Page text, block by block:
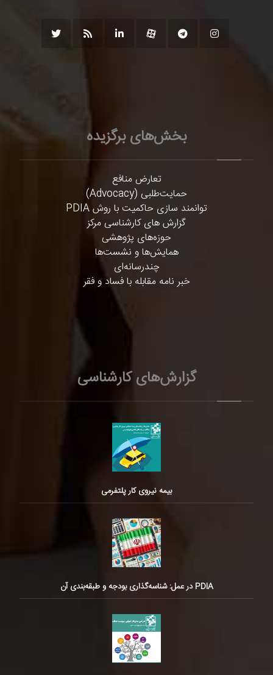
بخش‌های برگزیده
تعارض منافع
حمایت‌طلبی (Advocacy)
توانمند سازی حاکمیت با روش PDIA
گزارش های کارشناسی مرکز
حوزه‌های پژوهشی
همایش‌ها و نشست‌ها
چندرسانه‌ای
خبر نامه مقابله با فساد و فقر
گزارش‌های کارشناسی
بیمه نیروی کار پلتفرمی
PDIA در عمل: شناسه‌گذاری بودجه و طبقه‌بندی آن